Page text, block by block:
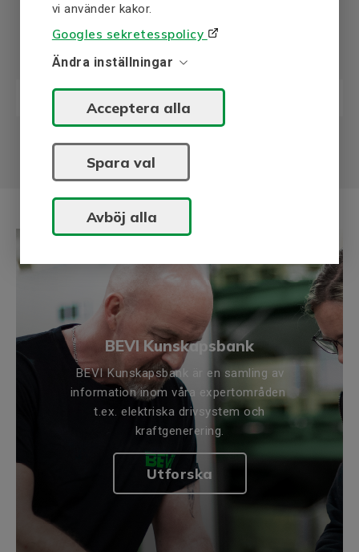
vi använder kakor.
Googles sekretesspolicy
Ändra inställningar
Acceptera alla
Spara val
Avböj alla
Manualer och instruktioner
Underlag för val av domkraft (sv/en)
BEVI Kunskapsbank
BEVI Kunskapsbank är en samling av
information inom våra expertområden
t.ex. elektriska drivsystem och
kraftgenerering.
Utforska